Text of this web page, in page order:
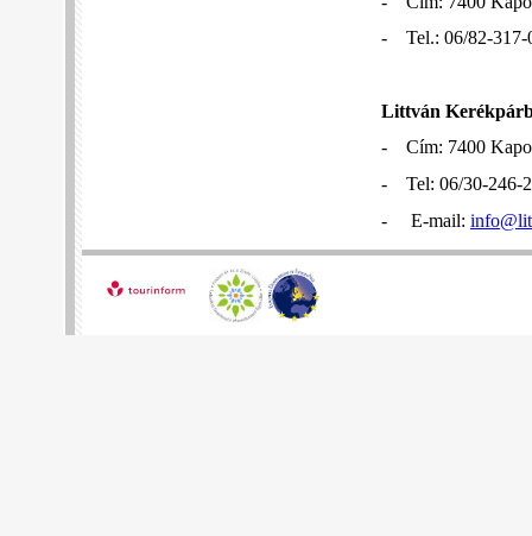
- Tel.: 06/82-
Littván
- Cím: 7400
- Tel: 06/30-
- E-mail: